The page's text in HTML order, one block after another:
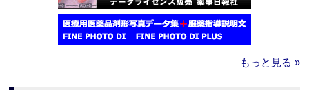
もっと見る »